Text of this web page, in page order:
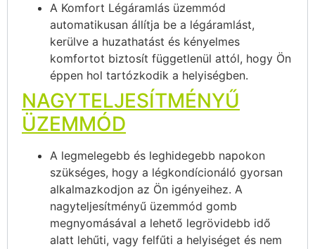
A Komfort Légáramlás üzemmód
automatikusan állítja be a légáramlást,
kerülve a huzathatást és kényelmes
komfortot biztosít függetlenül attól, hogy Ön
éppen hol tartózkodik a helyiségben.
NAGYTELJESÍTMÉNYŰ
ÜZEMMÓD
A legmelegebb és leghidegebb napokon
szükséges, hogy a légkondícionáló gyorsan
alkalmazkodjon az Ön igényeihez. A
nagyteljesítményű üzemmód gomb
megnyomásával a lehető legrövidebb idő
alatt lehűti, vagy felfűti a helyiséget és nem